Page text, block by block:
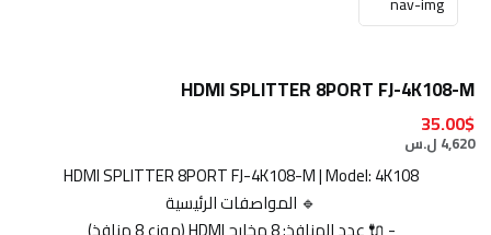
HDMI SPLITTER 8PORT FJ-4K108-M
35.00$
4,620 ل.س
HDMI SPLITTER 8PORT FJ-4K108-M | Model: 4K108
🔹 المواصفات الرئيسية